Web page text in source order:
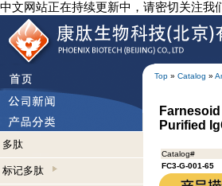
中文网站正在持续更新中，请密切关注
Top » Catalog »
多肽
标记多肽
Purified
Catalog#
FC3-G-001-65